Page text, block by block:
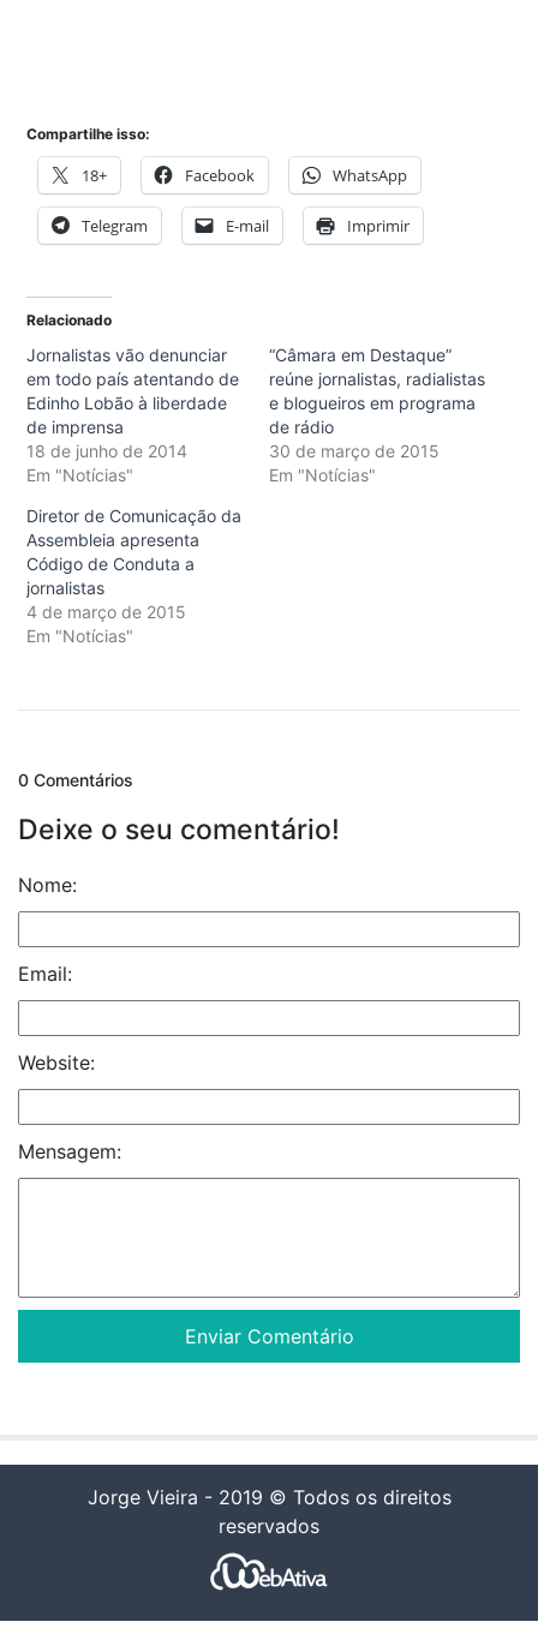
Compartilhe isso:
18+ Facebook WhatsApp
Telegram E-mail Imprimir
Relacionado
Jornalistas vão denunciar
em todo país atentando de
Edinho Lobão à liberdade
de imprensa
18 de junho de 2014
Em "Notícias"
“Câmara em Destaque”
reúne jornalistas, radialistas
e blogueiros em programa
de rádio
30 de março de 2015
Em "Notícias"
Diretor de Comunicação da
Assembleia apresenta
Código de Conduta a
jornalistas
4 de março de 2015
Em "Notícias"
0 Comentários
Deixe o seu comentário!
Nome:
Email:
Website:
Mensagem:
Jorge Vieira - 2019 © Todos os direitos
reservados